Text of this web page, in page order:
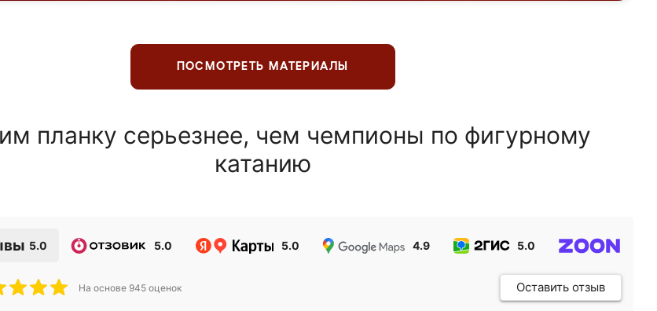
ПОСМОТРЕТЬ МАТЕРИАЛЫ
планку серьезнее, чем чемпионы по фигурному
катанию
5.0 5.0 5.0 4.9 5.0
На основе 945 оценок Оставить отзыв